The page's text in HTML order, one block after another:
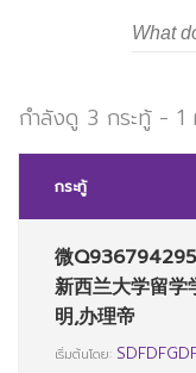
กำลังดู 3 กระทู้ -
กระทู้
微
新西兰大学留学
明,办理帝
เริ่มต้นโดย: